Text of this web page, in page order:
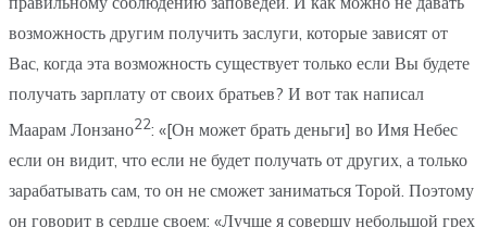
возможность другим получить заслуги, которые зависят от
Вас, когда эта возможность существует только если Вы будете
получать зарплату от своих братьев? И вот так написал
Маарам Лонзано22: «[Он может брать деньги] во Имя Небес
если он видит, что если не будет получать от других, а только
зарабатывать сам, то он не сможет заниматься Торой. Поэтому
он говорит в сердце своем: «Лучше я совершу небольшой грех